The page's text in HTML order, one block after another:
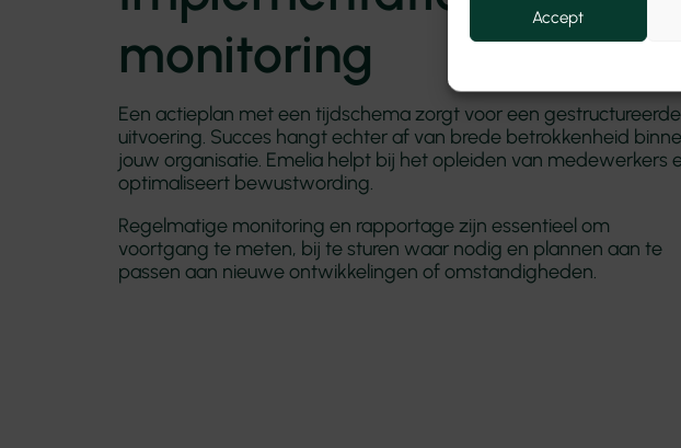
Accept
monitoring
Een actieplan met een tijdschema zorgt voor een gestructureerde
uitvoering. Succes hangt echter af van brede betrokkenheid
jouw organisatie. Emelia helpt bij het opleiden van medewerkers
optimaliseert bewustwording.
Regelmatige monitoring en rapportage zijn essentieel om
voortgang te meten, bij te sturen waar nodig en plannen aan te
passen aan nieuwe ontwikkelingen of omstandigheden.